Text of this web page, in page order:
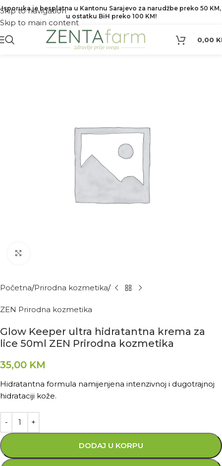
Skip to navigation
Skip to main content
Isporuka je besplatna u Kantonu Sarajevo za narudžbe preko 50 KM,
u ostatku BiH preko 100 KM!
0,00
Početna Prirodna kozmetika
ZEN Prirodna kozmetika
Glow Keeper ultra hidratantna krema za
lice 50ml ZEN Prirodna kozmetika
35,00 KM
Hidratantna formula namijenjena intenzivnoj i dugotrajnoj
hidrataciji kože.
DODAJ U KORPU